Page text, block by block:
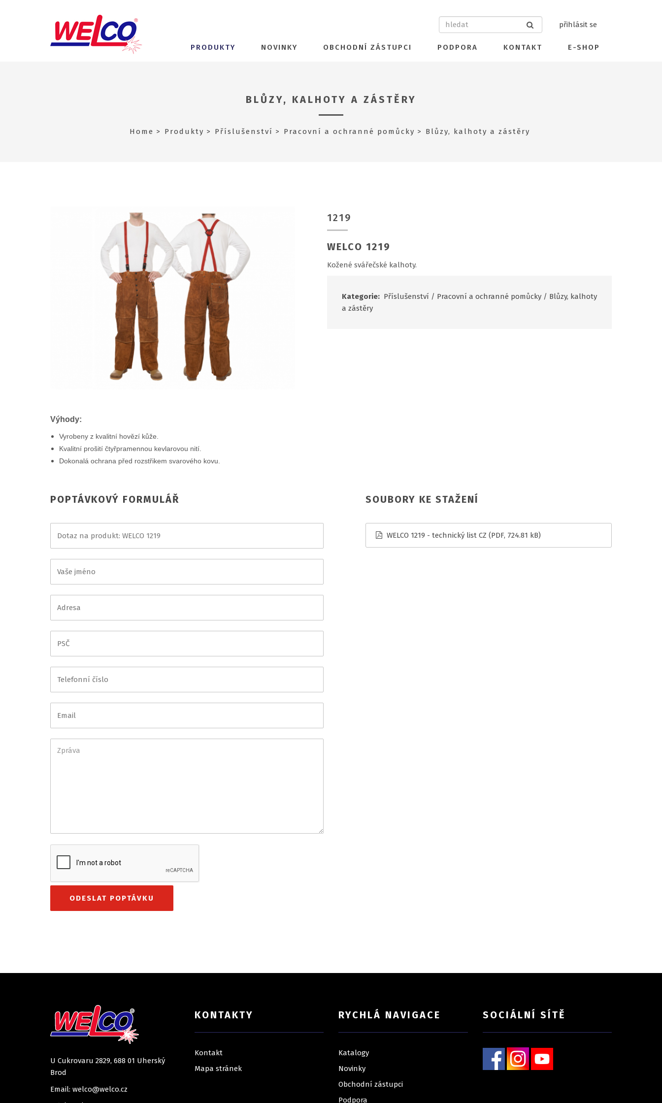
přihlásit se
PRODUKTY NOVINKY OBCHODNÍ ZÁSTUPCI PODPORA KONTAKT E-SHOP
BLŮZY, KALHOTY A ZÁSTĚRY
Home Produkty Příslušenství Pracovní a ochranné pomůcky Blůzy, kalhoty a zástěry
1219
WELCO 1219
Kožené svářečské kalhoty.
Kategorie: Příslušenství / Pracovní a ochranné pomůcky/ Blůzy, kalhoty
a zástěry
Výhody:
Vyrobeny z kvalitní hovězí kůže.
Kvalitní prošití čtyřpramennou kevlarovou nití.
Dokonalá ochrana před rozstřikem svarového kovu.
SOUBORY KE STAŽENÍ
WELCO 1219 - technický list CZ (PDF, 724.81 kB)
POPTÁVKOVÝ FORMULÁŘ
U Cukrovaru 2829, 688 01 Uherský
Brod
Email: welco@welco.cz
KONTAKTY
Kontakt
Mapa stránek
RYCHLÁ NAVIGACE
Katalogy
Novinky
Obchodní zástupci
Podpora
SOCIÁLNÍ SÍTĚ